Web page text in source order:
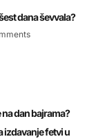
dana ševvala?
dan bajrama?
izdavanje fetvi u